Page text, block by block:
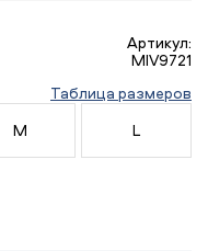
Артикул:
MIV9721
Таблица размеров
M L